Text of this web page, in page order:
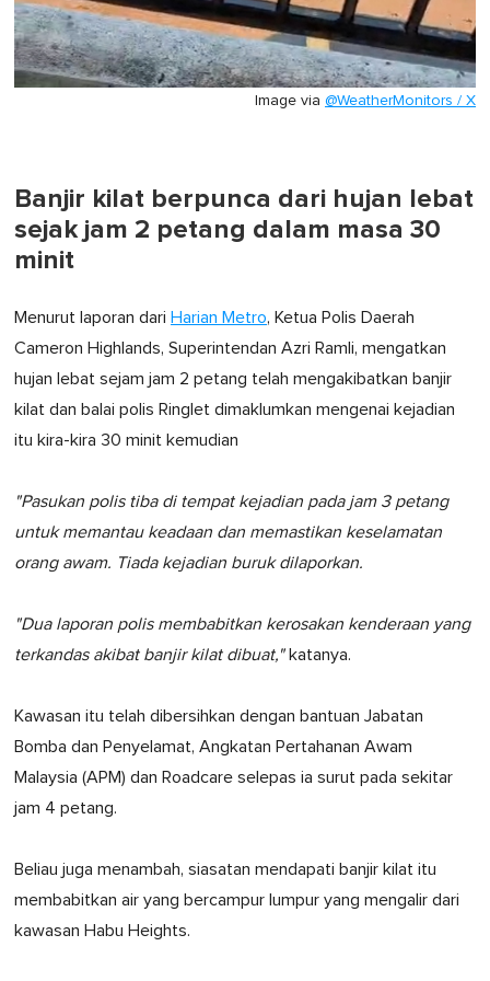
Image via @WeatherMonitors / X
Banjir kilat berpunca dari hujan lebat
sejak jam 2 petang dalam masa 30
minit
Menurut laporan dari Harian Metro, Ketua Polis Daerah
Cameron Highlands, Superintendan Azri Ramli, mengatkan
hujan lebat sejam jam 2 petang telah mengakibatkan banjir
kilat dan balai polis Ringlet dimaklumkan mengenai kejadian
itu kira-kira 30 minit kemudian
"Pasukan polis tiba di tempat kejadian pada jam 3 petang
untuk memantau keadaan dan memastikan keselamatan
orang awam. Tiada kejadian buruk dilaporkan.
"Dua laporan polis membabitkan kerosakan kenderaan yang
terkandas akibat banjir kilat dibuat,"katanya.
Kawasan itu telah dibersihkan dengan bantuan Jabatan
Bomba dan Penyelamat, Angkatan Pertahanan Awam
Malaysia (APM) dan Roadcare selepas ia surut pada sekitar
jam 4 petang.
Beliau juga menambah, siasatan mendapati banjir kilat itu
membabitkan air yang bercampur lumpur yang mengalir dari
kawasan Habu Heights.